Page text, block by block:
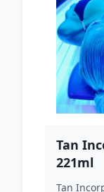
Tan
221ml
Tan